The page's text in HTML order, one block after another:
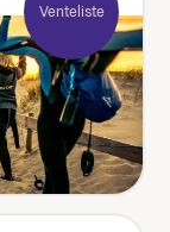
Venteliste